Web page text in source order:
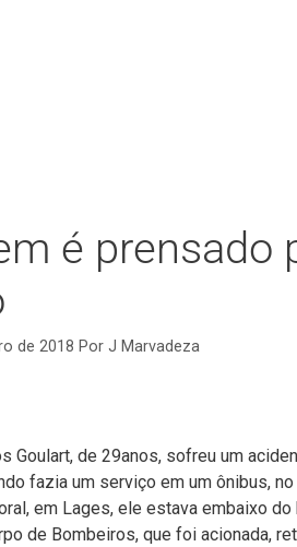
é prensado
de 2018 Por J Marvadeza
Goulart, de 29anos, sofreu um
fazia um serviço em um ônibus,
em Lages, ele estava embaixo
de Bombeiros, que foi acionada,